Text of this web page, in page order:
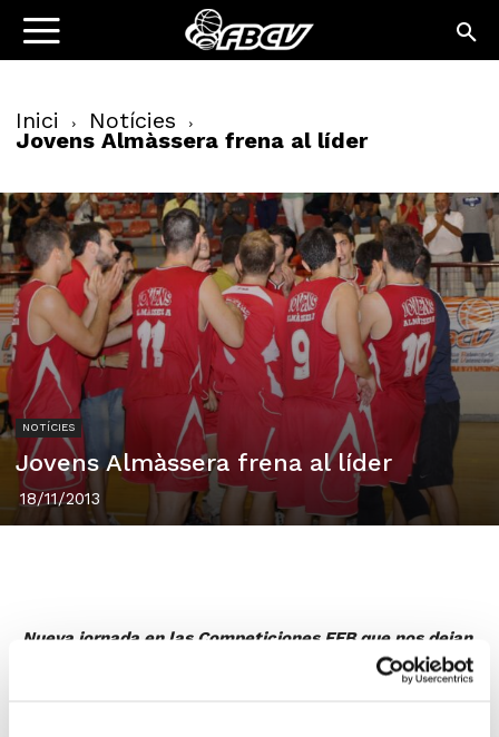
Inici Notícies
Jovens Almàssera frena al líder
NOTÍCIES
Jovens Almàssera frena al líder
18/11/2013
Nueva jornada en las Competiciones FEB que nos dejan
como lo más destacado la victoria contundente del